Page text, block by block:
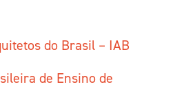
do Brasil – IAB
de Ensino de